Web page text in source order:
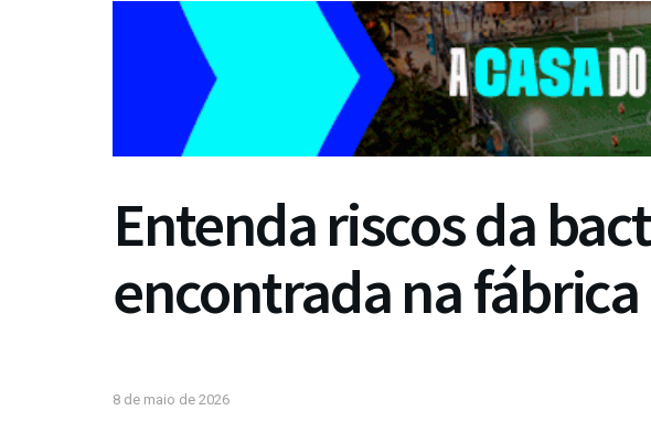
Entenda riscos da
encontrada na fábrica
8 de maio de 2026